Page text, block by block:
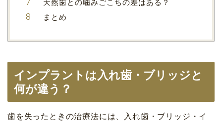
天然歯との噛みごこちの差はある？
まとめ
インプラントは入れ歯・ブリッジと
何が違う？
歯を失ったときの治療法には、入れ歯・ブリッジ・イ